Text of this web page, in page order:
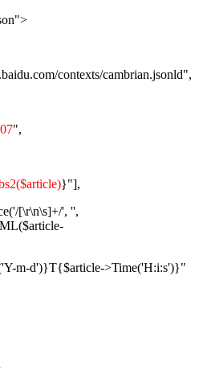
contexts/cambrian.jsonld",
",
}"],
[\r\n\s]+/', '',
m-d')}T{$article->Time('H:i:s')}"